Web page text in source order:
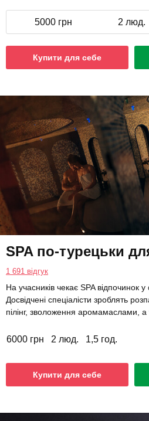
5000 грн 2 люд.
Купити для себе
SPA по-турецьки
1 691 відгук
На учасників чекає SPA відпочинок у
Досвідчені спеціалісти зроблять
пілінг, зволоження аромамаслами,
6000 грн 2 люд. 1,5 год.
Купити для себе